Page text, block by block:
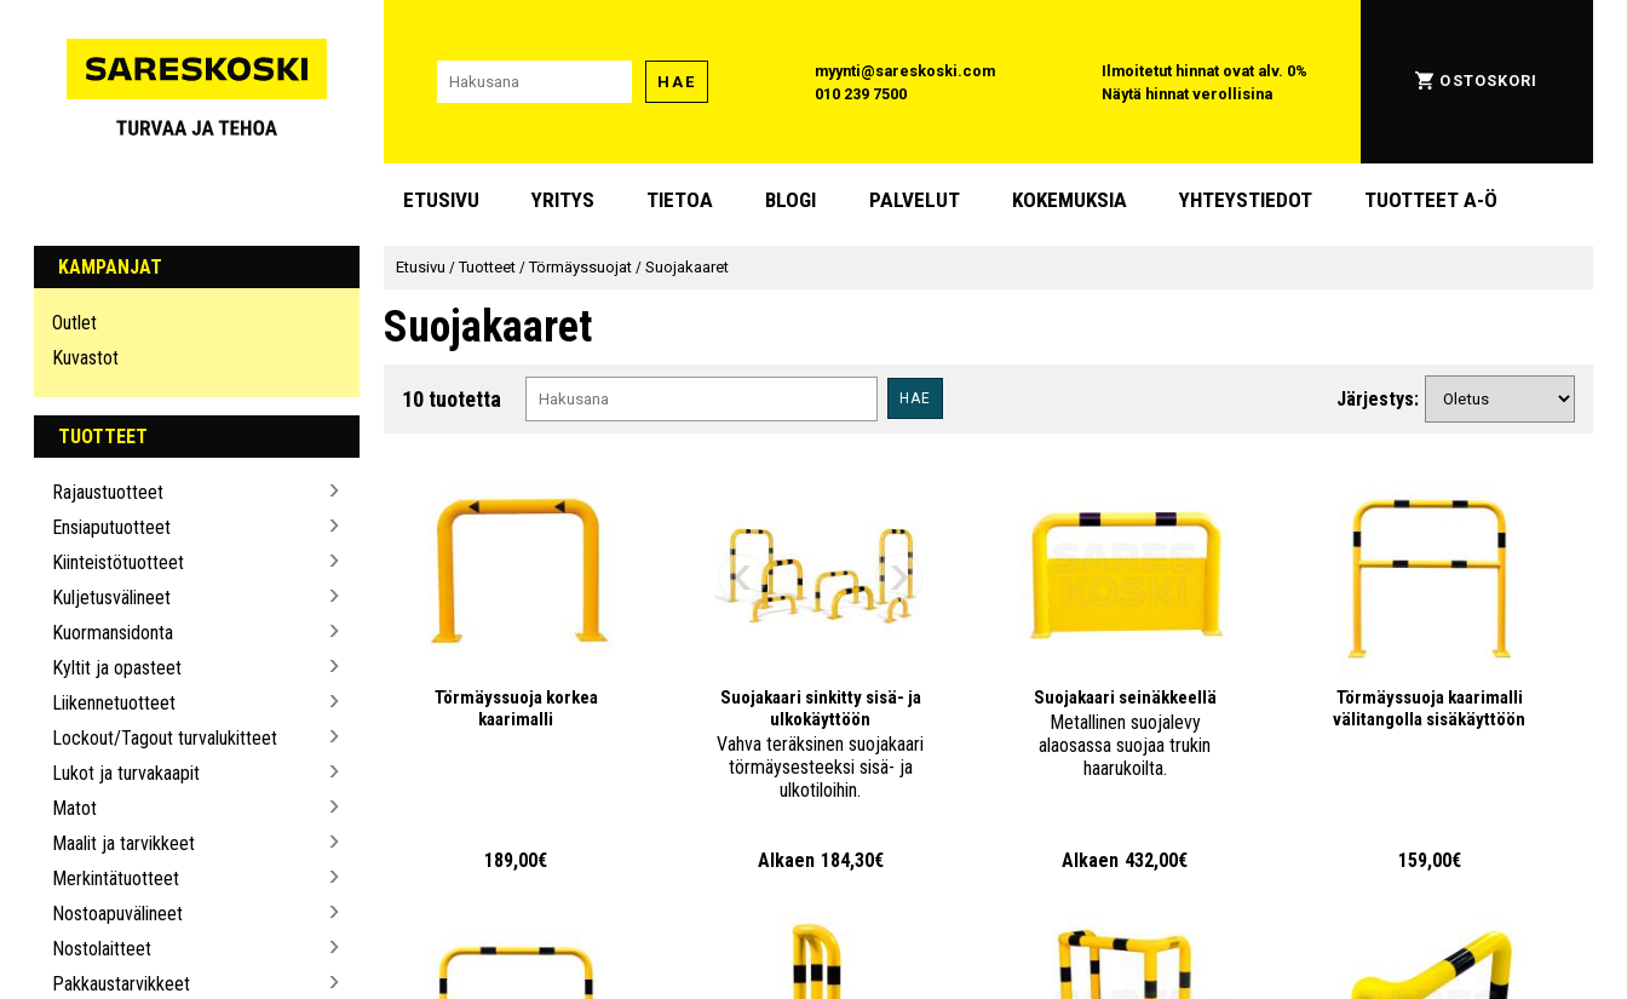
HAE
myynti@sareskoski.com
010 239 7500
Ilmoitetut hinnat ovat alv. 0%
Näytä hinnat verollisina
OSTOSKORI
ETUSIVU YRITYS TIETOA BLOGI PALVELUT KOKEMUKSIA YHTEYSTIEDOT TUOTTEET A-Ö
KAMPANJAT
Outlet
Kuvastot
TUOTTEET
Rajaustuotteet
Ensiaputuotteet
Kiinteistötuotteet
Kuljetusvälineet
Kuormansidonta
Kyltit ja opasteet
Liikennetuotteet
Lockout/Tagout turvalukitteet
Lukot ja turvakaapit
Matot
Maalit ja tarvikkeet
Merkintätuotteet
Nostoapuvälineet
Nostolaitteet
Pakkaustarvikkeet
Etusivu /Tuotteet /Törmäyssuojat /Suojakaaret
Suojakaaret
10 tuotetta HAE Järjestys:
Törmäyssuoja korkea
kaarimalli
189,00€
Suojakaari sinkitty sisä- ja
ulkokäyttöön
Vahva teräksinen suojakaari
törmäysesteeksi sisä- ja
ulkotiloihin.
Alkaen 184,30€
Suojakaari seinäkkeellä
Metallinen suojalevy
alaosassa suojaa trukin
haarukoilta.
Alkaen 432,00€
Törmäyssuoja kaarimalli
välitangolla sisäkäyttöön
159,00€